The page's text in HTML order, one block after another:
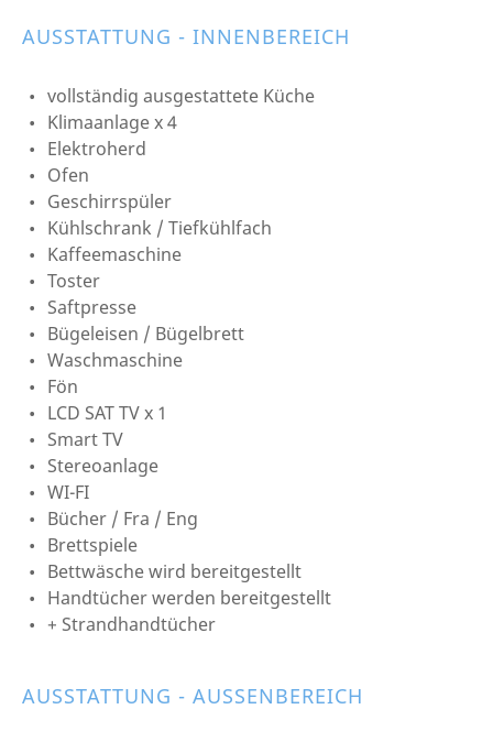
AUSSTATTUNG - INNENBEREICH
vollständig ausgestattete Küche
Klimaanlage x 4
Elektroherd
Ofen
Geschirrspüler
Kühlschrank / Tiefkühlfach
Kaffeemaschine
Toster
Saftpresse
Bügeleisen / Bügelbrett
Waschmaschine
Fön
LCD SAT TV x 1
Smart TV
Stereoanlage
WI-FI
Bücher / Fra / Eng
Brettspiele
Bettwäsche wird bereitgestellt
Handtücher werden bereitgestellt
+ Strandhandtücher
AUSSTATTUNG - AUSSENBEREICH